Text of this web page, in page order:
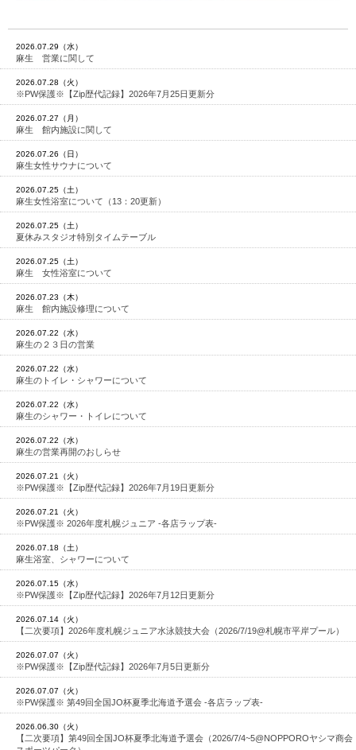
2026.07.29（水）
麻生 営業に関して
2026.07.28（火）
※PW保護※【Zip歴代記録】2026年7月25日更新分
2026.07.27（月）
麻生 館内施設に関して
2026.07.26（日）
麻生女性サウナについて
2026.07.25（土）
麻生女性浴室について（13：20更新）
2026.07.25（土）
夏休みスタジオ特別タイムテーブル
2026.07.25（土）
麻生 女性浴室について
2026.07.23（木）
麻生 館内施設修理について
2026.07.22（水）
麻生の２３日の営業
2026.07.22（水）
麻生のトイレ・シャワーについて
2026.07.22（水）
麻生のシャワー・トイレについて
2026.07.22（水）
麻生の営業再開のおしらせ
2026.07.21（火）
※PW保護※【Zip歴代記録】2026年7月19日更新分
2026.07.21（火）
※PW保護※ 2026年度札幌ジュニア -各店ラップ表-
2026.07.18（土）
麻生浴室、シャワーについて
2026.07.15（水）
※PW保護※【Zip歴代記録】2026年7月12日更新分
2026.07.14（火）
【二次要項】2026年度札幌ジュニア水泳競技大会（2026/7/19@札幌市平岸プール）
2026.07.07（火）
※PW保護※【Zip歴代記録】2026年7月5日更新分
2026.07.07（火）
※PW保護※ 第49回全国JO杯夏季北海道予選会 -各店ラップ表-
2026.06.30（火）
【二次要項】第49回全国JO杯夏季北海道予選会（2026/7/4~5@NOPPOROヤシマ商会